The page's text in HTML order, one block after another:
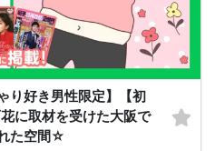
り好き男性限定】【初
に取材を受けた大阪で
た空間☆